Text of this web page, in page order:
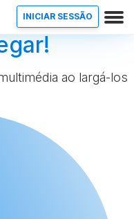
INICIAR SESSÃO
ao largá-los